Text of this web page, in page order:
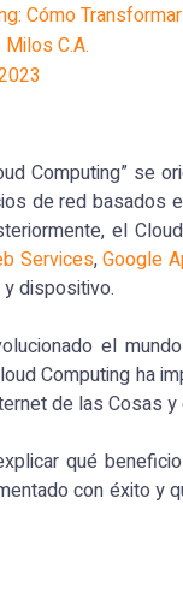
Cómo
C.A.
Computing” se
de red basados
el
Services,Google
dispositivo.
el
Computing ha
de las Cosas y
qué
con éxito y